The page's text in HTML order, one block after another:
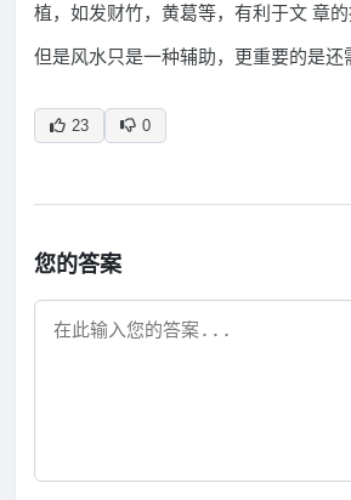
植，如发财竹，黄葛等，有利于文 章的
但是风水只是一种辅助，更重要的是还
23 0
您的答案